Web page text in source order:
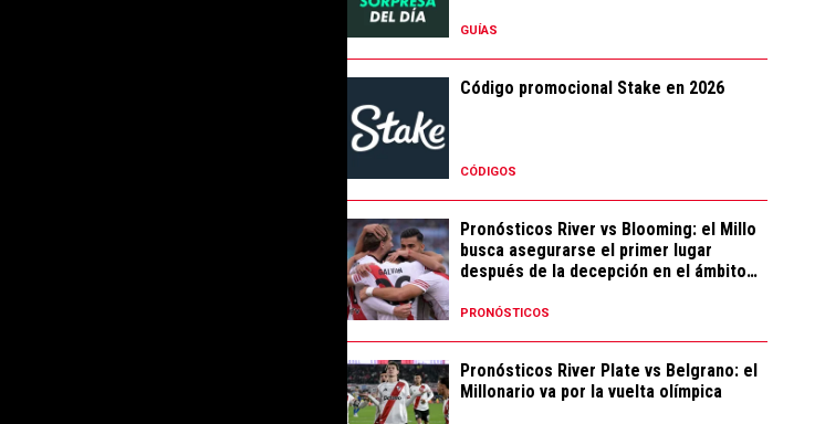
GUÍAS
Código promocional Stake en 2026
CÓDIGOS
Pronósticos River vs Blooming: el Millo
busca asegurarse el primer lugar
después de la decepción en el ámbito
PRONÓSTICOS
Pronósticos River Plate vs Belgrano: el
Millonario va por la vuelta olímpica